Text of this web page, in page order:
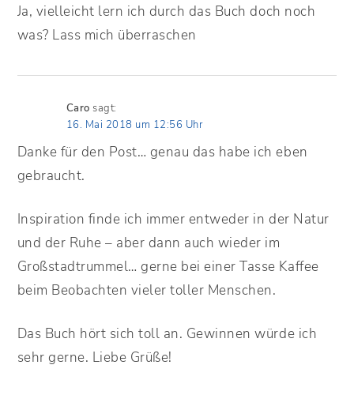
Ja, vielleicht lern ich durch das Buch doch noch
was? Lass mich überraschen
Caro sagt:
16. Mai 2018 um 12:56 Uhr
Danke für den Post… genau das habe ich eben
gebraucht.
Inspiration finde ich immer entweder in der Natur
und der Ruhe – aber dann auch wieder im
Großstadtrummel… gerne bei einer Tasse Kaffee
beim Beobachten vieler toller Menschen.
Das Buch hört sich toll an. Gewinnen würde ich
sehr gerne. Liebe Grüße!